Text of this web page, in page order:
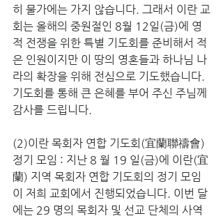
히 물가에는 가지 않습니다. 그래서 이란 교
회는 올해의 중원절인 8월 12일(금)에 영
적 전쟁을 위한 특별 기도회를 준비해서 적
은 인원이지만 이 땅의 영혼들과 하나님 나
라의 확장을 위해 전심으로 기도했습니다.
기도회를 통해 큰 은혜를 부어 주신 주님께
감사를 드립니다.
(2)이란 목회자 연합 기도회(宜蘭聯禱會)
정기 모임 : 지난 8 월 19 일(금)에 이란(宜
蘭) 지역 목회자 연합 기도회의 정기 모임
이 저희 교회에서 진행되었습니다. 이번 달
에는 29 명의 목회자 및 선교 단체의 사역